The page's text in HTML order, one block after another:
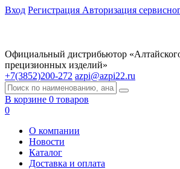
Вход Регистрация Авторизация
Официальный дистрибьютор
прецизионных изделий»
+7(3852)200-272 azpi@azpi22.ru
В корзине 0 товаров
0
О компании
Новости
Каталог
Доставка и оплата